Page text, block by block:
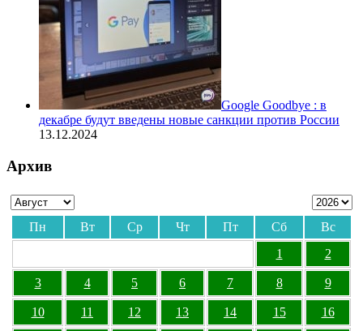
Google Goodbye : в
декабре будут введены новые санкции против России
13.12.2024
Архив
Пн Вт Ср Чт Пт Сб
Вс
1
2
3 4 5 6 7 8 9
10 11 12 13 14 15 16